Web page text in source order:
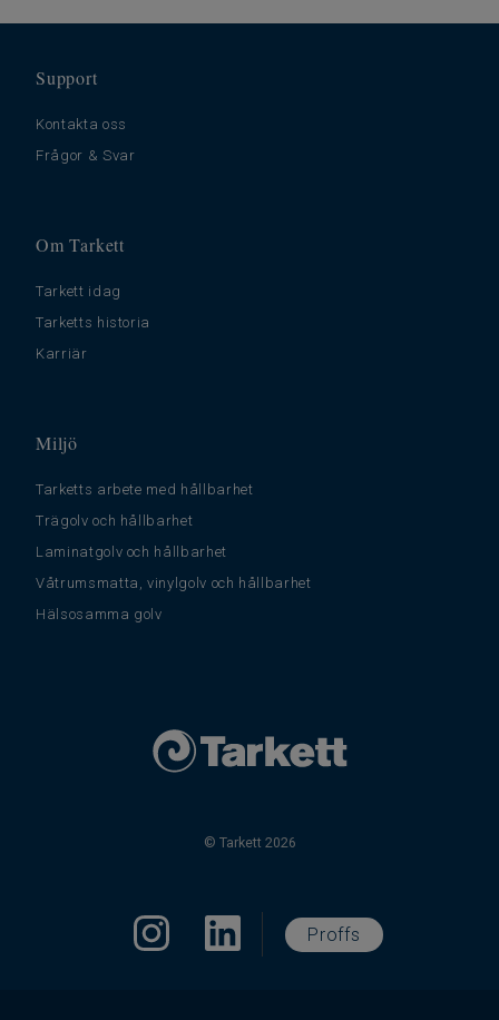
Support
Kontakta oss
Frågor & Svar
Om Tarkett
Tarkett idag
Tarketts historia
Karriär
Miljö
Tarketts arbete med hållbarhet
Trägolv och hållbarhet
Laminatgolv och hållbarhet
Våtrumsmatta, vinylgolv och hållbarhet
Hälsosamma golv
© Tarkett 2026
Proffs